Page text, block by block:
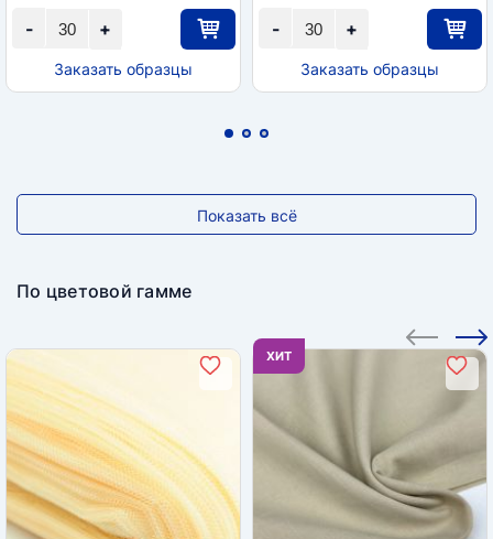
+
-
Заказать образцы
+
-
Заказать образцы
Показать всё
По цветовой гамме
ХИТ